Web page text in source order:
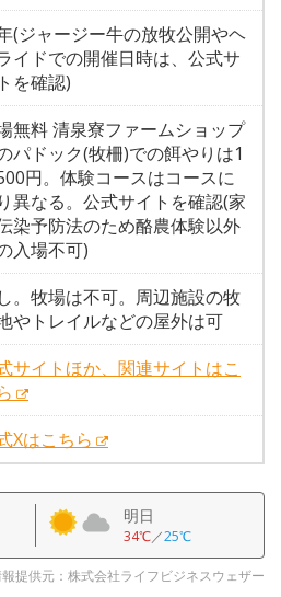
(ジャージー牛の放牧公開やヘ
イドでの開催日時は、公式サ
を確認)
無料 清泉寮ファームショップ
パドック(牧柵)での餌やりは1
円。体験コースはコースに
異なる。公式サイトを確認(家
染予防法のため酪農体験以外
入場不可)
。牧場は不可。周辺施設の牧
やトレイルなどの屋外は可
サイトほか、関連サイトはこ
Xはこちら
明日
34℃／25℃
提供元：株式会社ライフビジネスウェザー